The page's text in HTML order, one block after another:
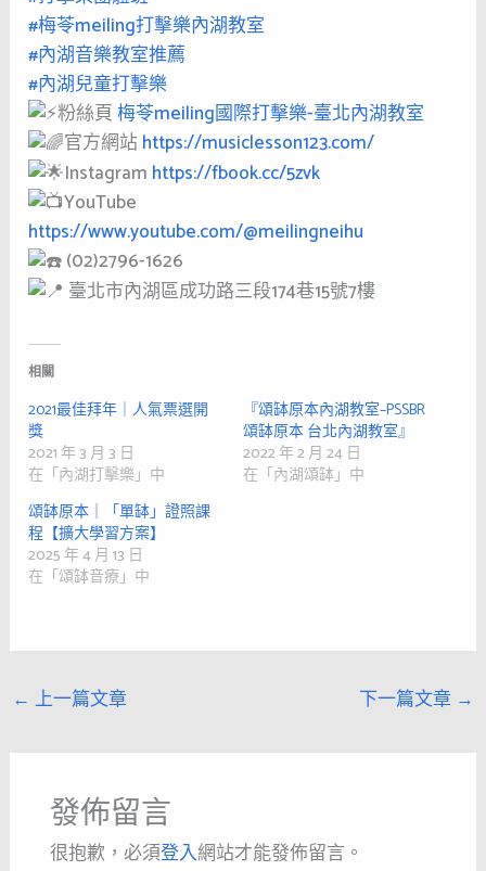
#梅苓meiling打擊樂內湖教室
#內湖音樂教室推薦
#內湖兒童打擊樂
粉絲頁梅苓meiling國際打擊樂-臺北內湖教室
官方網站https://musiclesson123.com/
Instagram https://fbook.cc/5zvk
YouTube
https://www.youtube.com/@meilingneihu
(02)2796-1626
臺北市內湖區成功路三段174巷15號7樓
相關
2021最佳拜年｜人氣票選開
獎
2021 年 3 月 3 日
在「內湖打擊樂」中
『頌缽原本內湖教室–PSSBR
頌缽原本 台北內湖教室』
2022 年 2 月 24 日
在「內湖頌缽」中
頌缽原本｜「單缽」證照課
程【擴大學習方案】
2025 年 4 月 13 日
在「頌缽音療」中
← 上一篇文章 下一篇文章 →
發佈留言
很抱歉，必須登入網站才能發佈留言。